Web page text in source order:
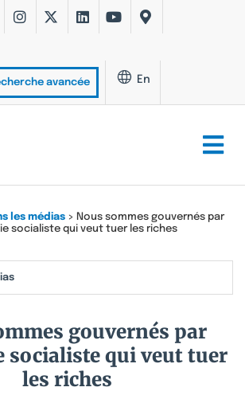
avancée En
les médias> Nous sommes gouvernés par
socialiste qui veut tuer les riches
gouvernés par
socialiste qui veut tuer
les riches